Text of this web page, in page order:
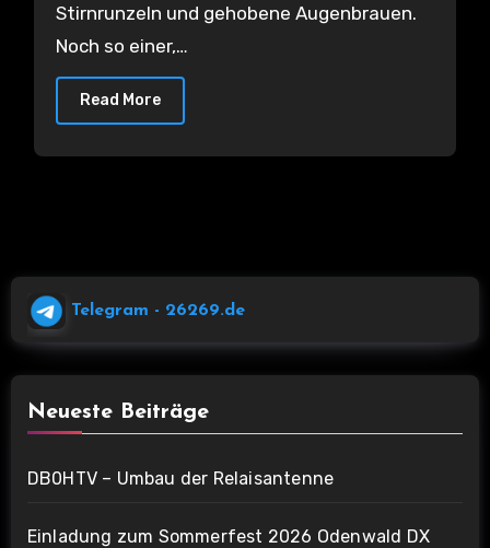
Stirnrunzeln und gehobene Augenbrauen.
Noch so einer,…
Read More
Telegram - 26269.de
Neueste Beiträge
DB0HTV – Umbau der Relaisantenne
Einladung zum Sommerfest 2026 Odenwald DX